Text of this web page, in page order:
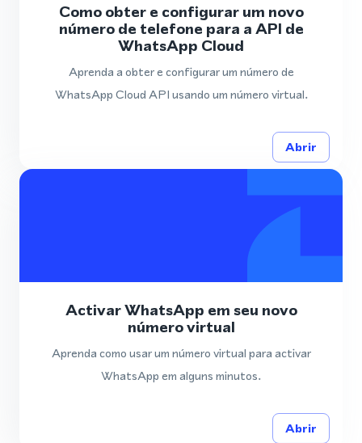
Como obter e configurar um novo
número de telefone para a API de
WhatsApp Cloud
Aprenda a obter e configurar um número de
WhatsApp Cloud API usando um número virtual.
Abrir
Activar WhatsApp em seu novo
número virtual
Aprenda como usar um número virtual para activar
WhatsApp em alguns minutos.
Abrir